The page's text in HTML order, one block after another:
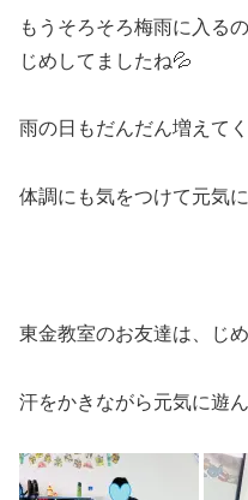
もうそろそろ梅雨に入る
じめしてましたね💦
雨の日もだんだん増えて
体調にも気をつけて元気
東金教室のお友達は、じ
汗をかきながら元気に遊